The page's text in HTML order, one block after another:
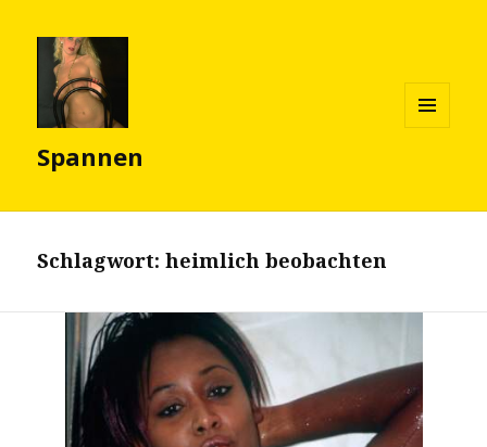
Spannen
Schlagwort:heimlich beobachten